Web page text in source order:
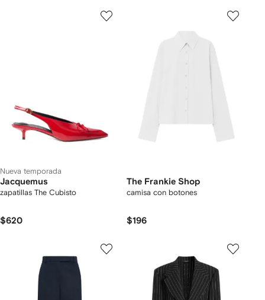
Nueva temporada
Jacquemus
zapatillas The Cubisto
$620
The Frankie Shop
camisa con botones
$196